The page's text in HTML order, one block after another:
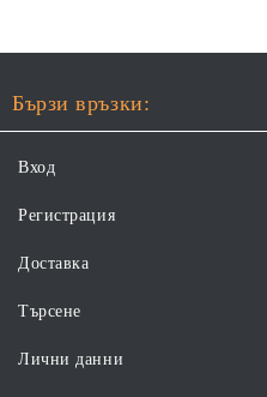
Бързи връзки:
Вход
Регистрация
Доставка
Търсене
Лични данни